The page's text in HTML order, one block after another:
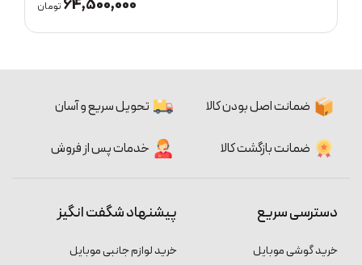
64,500,000 تومان
ضمانت اصل بودن کالا تحویل سریع و آسان
ضمانت بازگشت کالا خدمات پس از فروش
دسترسی سریع
خرید گوشی موبایل
پیشنهاد شگفت انگیز
خرید لوازم جانبی موبایل